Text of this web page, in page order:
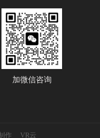
加微信咨询
作 VR云